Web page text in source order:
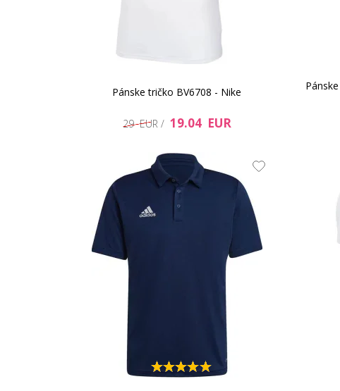
Pánske tričko BV6708 - Nike
29 EUR / 19.04 EUR